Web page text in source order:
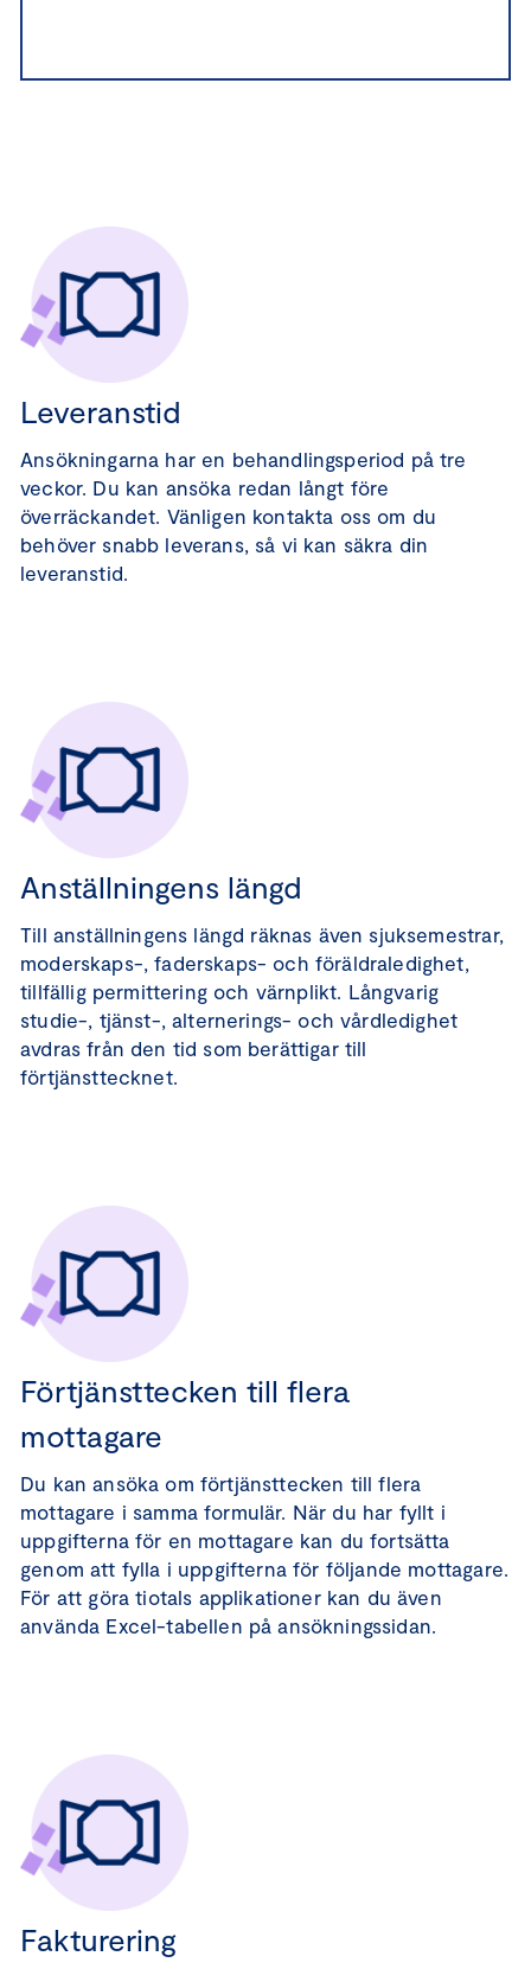
Leveranstid
Ansökningarna har en behandlingsperiod på tre
veckor. Du kan ansöka redan långt före
överräckandet. Vänligen kontakta oss om du
behöver snabb leverans, så vi kan säkra din
leveranstid.
Anställningens längd
Till anställningens längd räknas även sjuksemestrar,
moderskaps-, faderskaps- och föräldraledighet,
tillfällig permittering och värnplikt. Långvarig
studie-, tjänst-, alternerings- och vårdledighet
avdras från den tid som berättigar till
förtjänsttecknet.
Förtjänsttecken till flera
mottagare
Du kan ansöka om förtjänsttecken till flera
mottagare i samma formulär. När du har fyllt i
uppgifterna för en mottagare kan du fortsätta
genom att fylla i uppgifterna för följande mottagare.
För att göra tiotals applikationer kan du även
använda Excel-tabellen på ansökningssidan.
Fakturering